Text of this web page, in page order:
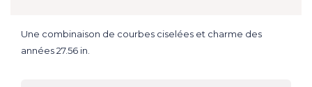
Une combinaison de courbes ciselées et charme des
années 27.56 in.